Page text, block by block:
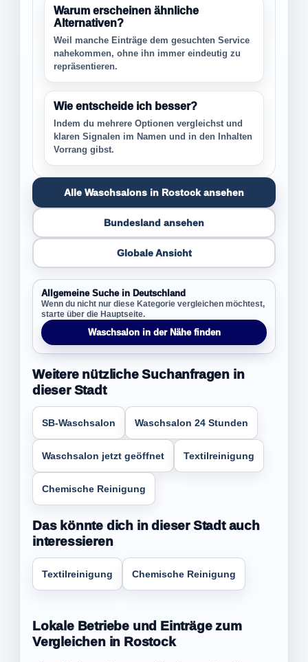
Warum erscheinen ähnliche
Alternativen?
Weil manche Einträge dem gesuchten Service
nahekommen, ohne ihn immer eindeutig zu
repräsentieren.
Wie entscheide ich besser?
Indem du mehrere Optionen vergleichst und
klaren Signalen im Namen und in den Inhalten
Vorrang gibst.
Alle Waschsalons in Rostock ansehen
Bundesland ansehen
Globale Ansicht
Allgemeine Suche in Deutschland
Wenn du nicht nur diese Kategorie vergleichen möchtest,
starte über die Hauptseite.
Waschsalon in der Nähe finden
Weitere nützliche Suchanfragen in
dieser Stadt
SB-Waschsalon Waschsalon 24 Stunden
Waschsalon jetzt geöffnet Textilreinigung
Chemische Reinigung
Das könnte dich in dieser Stadt auch
interessieren
Textilreinigung Chemische Reinigung
Lokale Betriebe und Einträge zum
Vergleichen in Rostock